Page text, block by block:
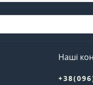
Наші